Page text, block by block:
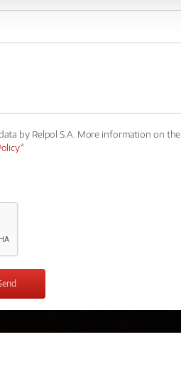
by Relpol S.A. More information on the
*